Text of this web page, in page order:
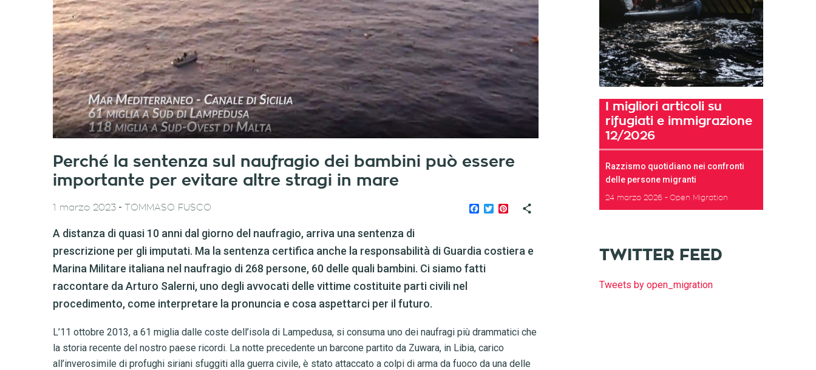
Perché la sentenza sul naufragio dei bambini può essere
importante per evitare altre stragi in mare
Facebook
TwitterPinterest
1 marzo 2023 - TOMMASO FUSCO
A distanza di quasi 10 anni dal giorno del naufragio, arriva una sentenza di
prescrizione per gli imputati. Ma la sentenza certifica anche la responsabilità di Guardia costiera e
Marina Militare italiana nel naufragio di 268 persone, 60 delle quali bambini. Ci siamo fatti
raccontare da Arturo Salerni, uno degli avvocati delle vittime costituite parti civili nel
procedimento, come interpretare la pronuncia e cosa aspettarci per il futuro.
L’11 ottobre 2013, a 61 miglia dalle coste dell’isola di Lampedusa, si consuma uno dei naufragi più drammatici che
la storia recente del nostro paese ricordi. La notte precedente un barcone partito da Zuwara, in Libia, carico
all’inverosimile di profughi siriani sfuggiti alla guerra civile, è stato attaccato a colpi di arma da fuoco da una delle
I migliori articoli su
rifugiati e immigrazione
12/2026
Razzismo quotidiano nei confronti
delle persone migranti
24 marzo 2026 Open Migration
TWITTER FEED
Tweets by open_migration